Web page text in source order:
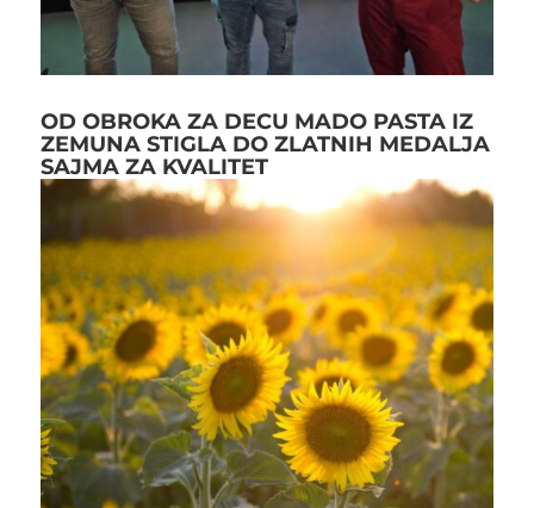
OD OBROKA ZA DECU MADO PASTA IZ
ZEMUNA STIGLA DO ZLATNIH MEDALJA
SAJMA ZA KVALITET